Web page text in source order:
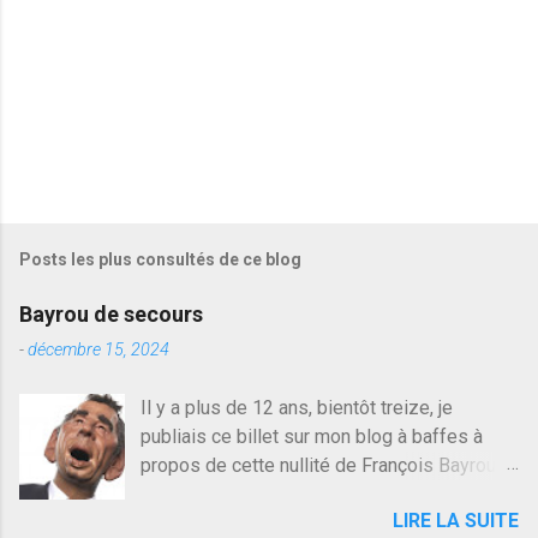
Posts les plus consultés de ce blog
Bayrou de secours
-décembre 15, 2024
Il y a plus de 12 ans, bientôt treize, je
publiais ce billet sur mon blog à baffes à
propos de cette nullité de François Bayrou. Il
quelqu'un, je ne parle pas des couples mais
LIRE LA SUITE